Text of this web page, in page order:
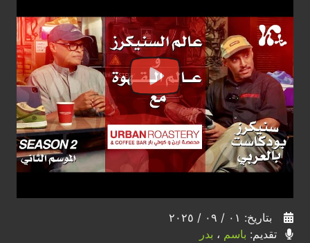
بتاريخ: ٠١ / ٠٩ / ٢٠٢٥
تقديم: باسم ، بدر